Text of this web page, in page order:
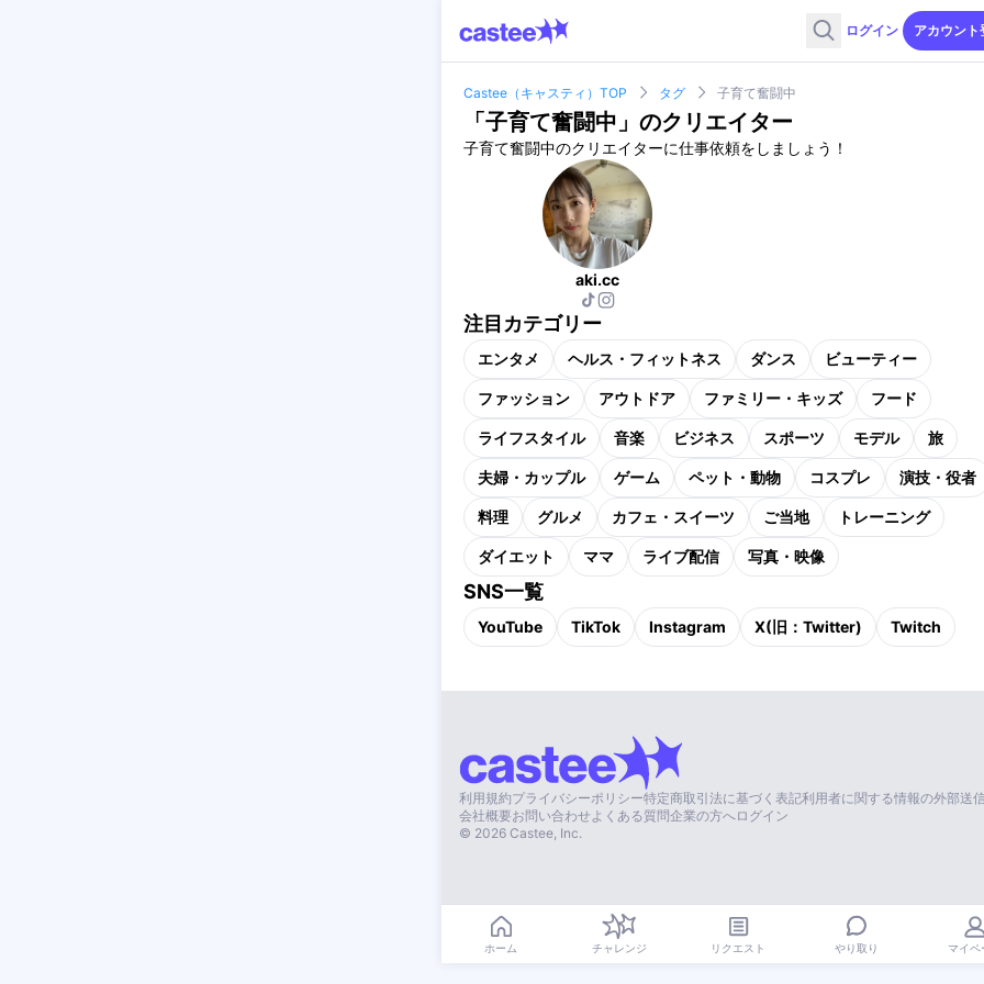
ログイン アカウント
Castee（キャスティ）TOP タグ 子育て奮闘中
「子育て奮闘中 」のクリエイター
子育て奮闘中のクリエイターに仕事依頼をしましょう！
aki.cc
注目カテゴリー
エンタメ ヘルス・フィットネス ダンス ビューティー
ファッション アウトドア ファミリー・キッズ フード
ライフスタイル 音楽 ビジネス スポーツ モデル 旅
夫婦・カップル ゲーム ペット・動物 コスプレ 演技・役者
料理 グルメ カフェ・スイーツ ご当地 トレーニング
ダイエット ママ ライブ配信 写真・映像
SNS一覧
YouTube TikTok Instagram X(旧：Twitter) Twitch
利用規約プライバシーポリシー特定商取引法に基づく表記利用者に関する情報の外部送
会社概要お問い合わせ よくある質問企業の方へログイン
© 2026 Castee, Inc.
ホーム チャレンジ リクエスト やり取り マイペ